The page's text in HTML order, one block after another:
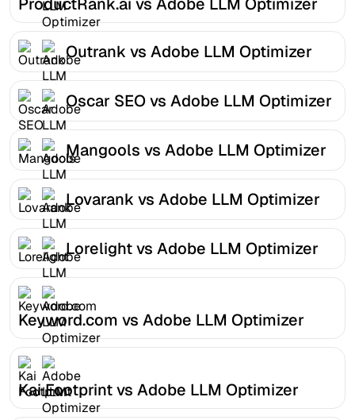
Outrank vs Adobe LLM Optimizer
Oscar SEO vs Adobe LLM Optimizer
Mangools vs Adobe LLM Optimizer
Lovarank vs Adobe LLM Optimizer
Lorelight vs Adobe LLM Optimizer
Keyword.com vs Adobe LLM Optimizer
Kai Footprint vs Adobe LLM Optimizer